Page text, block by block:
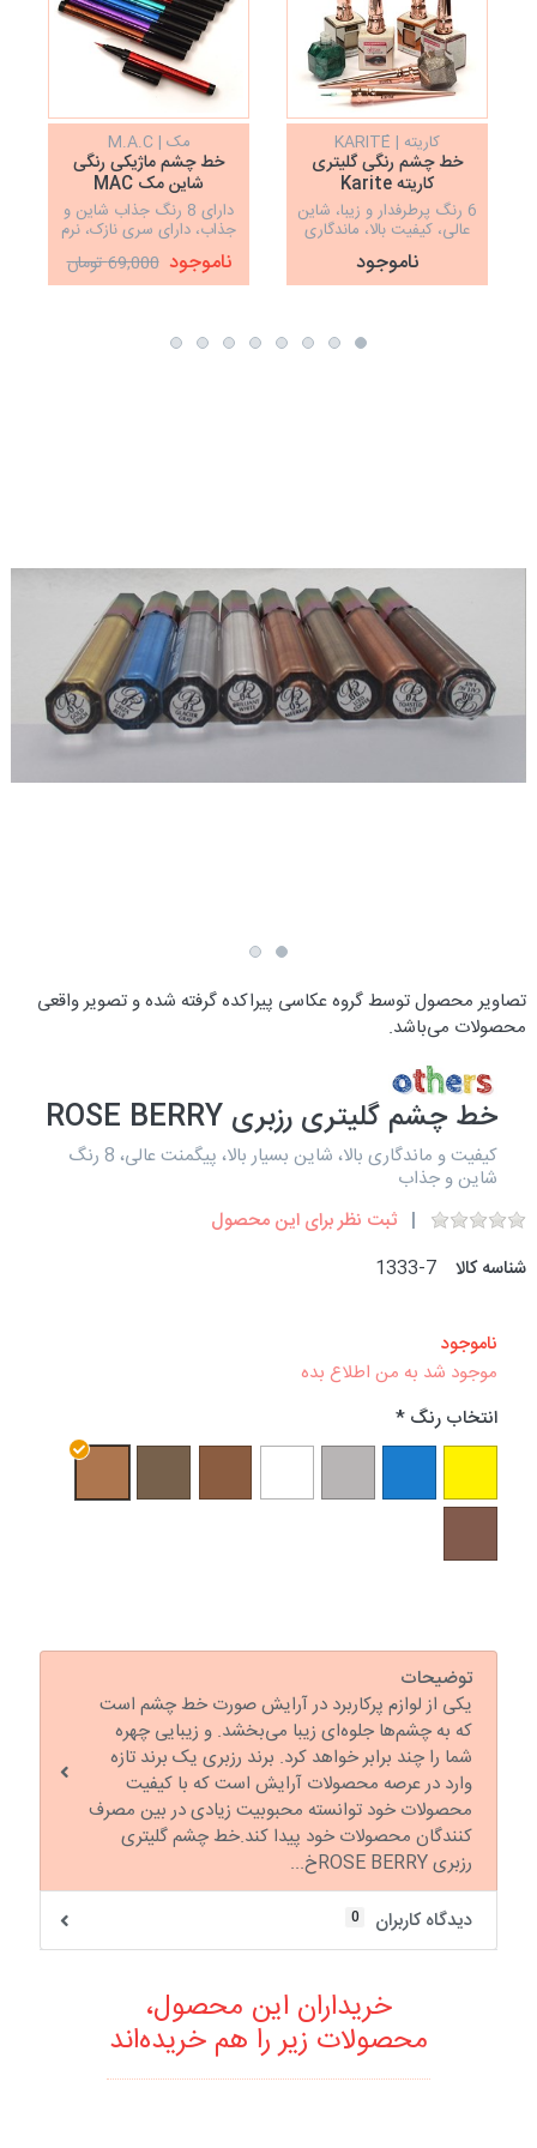
کاریته | KARITÉ
خط چشم رنگی گلیتری
کاریته Karite
6 رنگ پرطرفدار و زیبا، شاین
عالی، کیفیت بالا، ماندگاری
24 ساعته
ناموجود
مک | M.A.C
خط چشم ماژیکی رنگی
شاین مک MAC
دارای 8 رنگ جذاب شاین و
جذاب، دارای سری نازک، نرم
ناموجود 69,000 تومان
تصاویر محصول توسط گروه عکاسی پیراکده گرفته شده و تصویر واقعی
محصولات می‌باشد.
خط چشم گلیتری رزبری ROSE BERRY
کیفیت و ماندگاری بالا، شاین بسیار بالا، پیگمنت عالی، 8 رنگ
شاین و جذاب
ثبت نظر برای این محصول
شناسه کالا
1333-7
ناموجود
موجود شد به من اطلاع بده
انتخاب رنگ
توضیحات
یکی از لوازم پرکاربرد در آرایش صورت خط چشم است
که به چشم‌ها جلوه‌ای زیبا می‌بخشد. و زیبایی چهره
شما را چند برابر خواهد کرد. برند رزبری یک برند تازه
وارد در عرصه محصولات آرایش است که با کیفیت
محصولات خود توانسته محبوبیت زیادی در بین مصرف
کنندگان محصولات خود پیدا کند.خط چشم گلیتری
رزبری ROSE BERRYخ...
دیدگاه کاربران
0
خریداران این محصول،
محصولات زیر را هم خریده‌اند